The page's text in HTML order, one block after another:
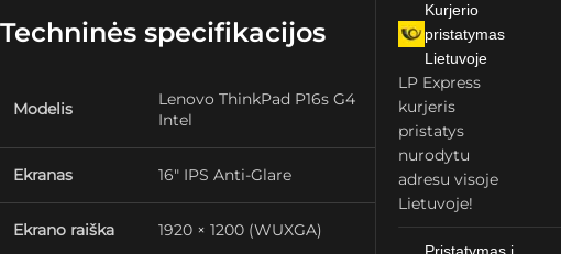
Techninės specifikacijos
Modelis
Lenovo ThinkPad P16s G4
Intel
Ekranas 16″ IPS Anti-Glare
Ekrano raiška 1920 × 1200 (WUXGA)
Kurjerio
pristatymas
Lietuvoje
LP Express
kurjeris
pristatys
nurodytu
adresu visoje
Lietuvoje!